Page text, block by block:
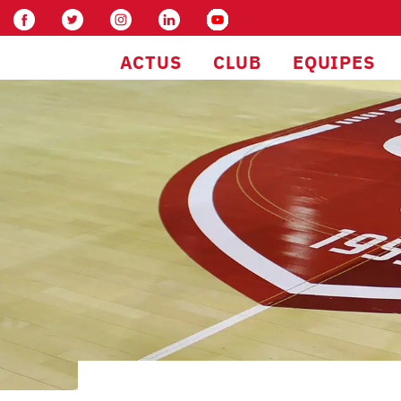
ACTUS CLUB EQUIPES